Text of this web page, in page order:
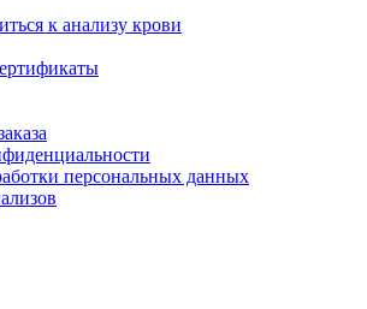
к анализу крови
персональных данных